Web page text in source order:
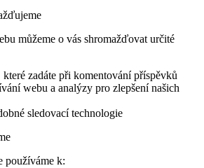
můžeme o vás shromažďovat určité
zadáte při komentování příspěvků
webu a analýzy pro zlepšení našich
sledovací technologie
používáme k: